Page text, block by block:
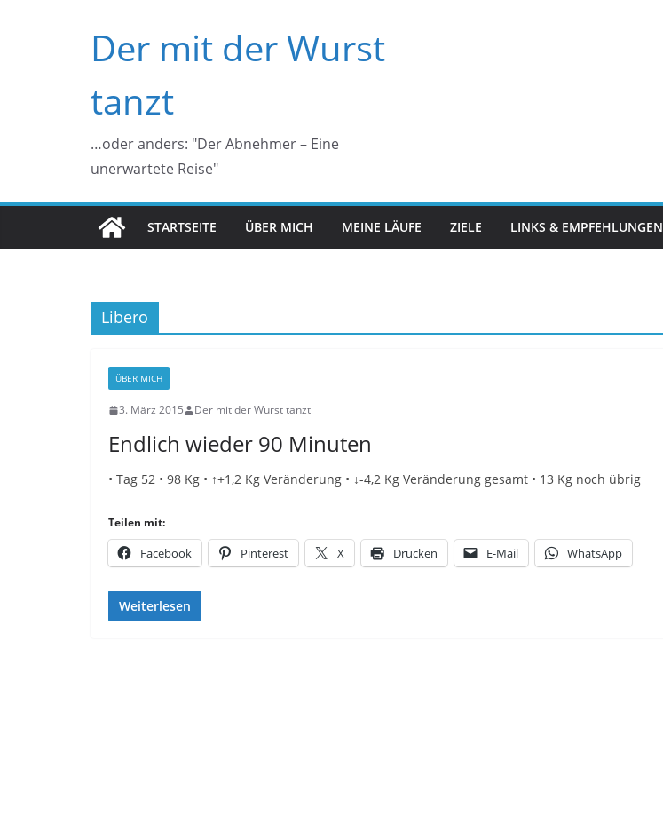
Der mit der Wurst
tanzt
…oder anders: "Der Abnehmer – Eine
unerwartete Reise"
STARTSEITE ÜBER MICH MEINE LÄUFE ZIELE LINKS & EMPFEHLUNGEN
Libero
ÜBER MICH
3. März 2015 Der mit der Wurst tanzt
Endlich wieder 90 Minuten
• Tag 52 • 98 Kg • ↑+1,2 Kg Veränderung • ↓-4,2 Kg Veränderung gesamt • 13 Kg noch übrig
Teilen mit:
Facebook Pinterest X Drucken E-Mail WhatsApp
Weiterlesen